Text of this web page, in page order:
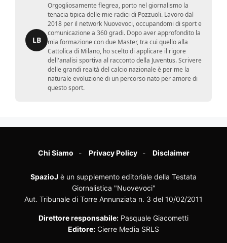
LB
Orgogliosamente flegrea, porto nel giornalismo la
tenacia tipica delle mie radici di Pozzuoli. Lavoro dal
2018 per il network Nuovevoci, occupandomi di sport e
comunicazione a 360 gradi. Dopo aver approfondito la
mia formazione con due Master, tra cui quello alla
Cattolica di Milano, ho scelto di applicare il rigore
dell'analisi sportiva al racconto della Juventus. Scrivere
delle grandi realtà del calcio nazionale è per me la
naturale evoluzione di un percorso nato per amore di
questo sport.
Chi Siamo Privacy Policy Disclaimer
SpazioJ è un supplemento editoriale della Testata
Giornalistica "Nuovevoci"
Aut. Tribunale di Torre Annunziata n. 3 del 10/02/2011
Direttore responsabile: Pasquale Giacometti
Editore: Cierre Media SRLS